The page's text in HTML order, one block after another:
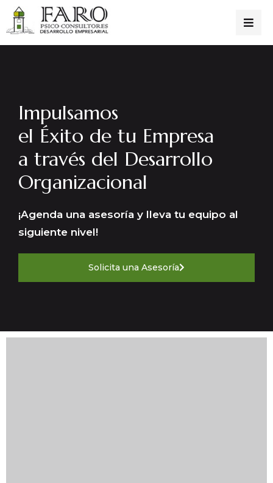
Impulsamos
el Éxito de tu Empresa
a través del Desarrollo
Organizacional
¡Agenda una asesoría y lleva tu equipo al
siguiente nivel!
Solicita una Asesoría